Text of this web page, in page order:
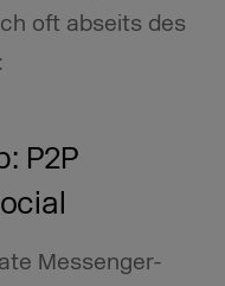
oft abseits des
P2P
Messenger-